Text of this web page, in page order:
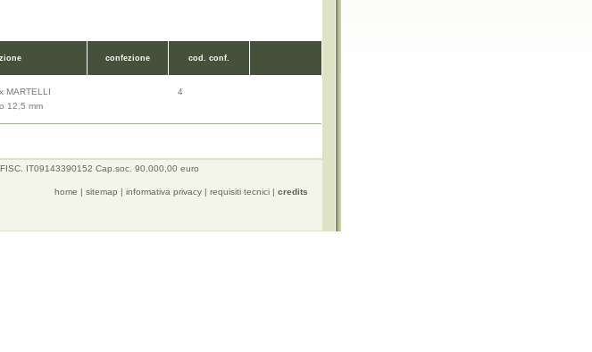
confezione cod. conf.
MARTELLI
12,5 mm
4
IT09143390152 Cap.soc. 90.000,00 euro
home | sitemap | informativa privacy | requisiti tecnici | credits